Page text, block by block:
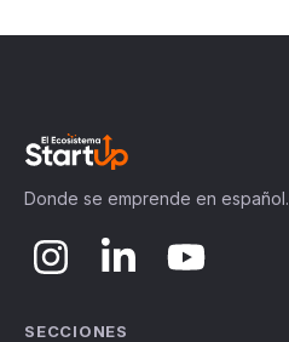
Donde se emprende en español.
SECCIONES